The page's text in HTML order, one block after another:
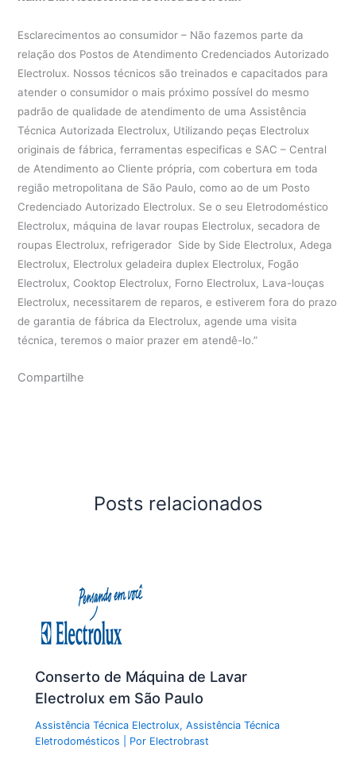
Esclarecimentos ao consumidor – Não fazemos parte da
relação dos Postos de Atendimento Credenciados Autorizado
Electrolux. Nossos técnicos são treinados e capacitados para
atender o consumidor o mais próximo possível do mesmo
padrão de qualidade de atendimento de uma Assistência
Técnica Autorizada Electrolux, Utilizando peças Electrolux
originais de fábrica, ferramentas especificas e SAC – Central
de Atendimento ao Cliente própria, com cobertura em toda
região metropolitana de São Paulo, como ao de um Posto
Credenciado Autorizado Electrolux. Se o seu Eletrodoméstico
Electrolux, máquina de lavar roupas Electrolux, secadora de
roupas Electrolux, refrigerador Side by Side Electrolux, Adega
Electrolux, Electrolux geladeira duplex Electrolux, Fogão
Electrolux, Cooktop Electrolux, Forno Electrolux, Lava-louças
Electrolux, necessitarem de reparos, e estiverem fora do prazo
de garantia de fábrica da Electrolux, agende uma visita
técnica, teremos o maior prazer em atendê-lo.”
Compartilhe
Posts relacionados
Conserto de Máquina de Lavar
Electrolux em São Paulo
Assistência Técnica Electrolux,Assistência Técnica
Eletrodomésticos | Por Electrobrast